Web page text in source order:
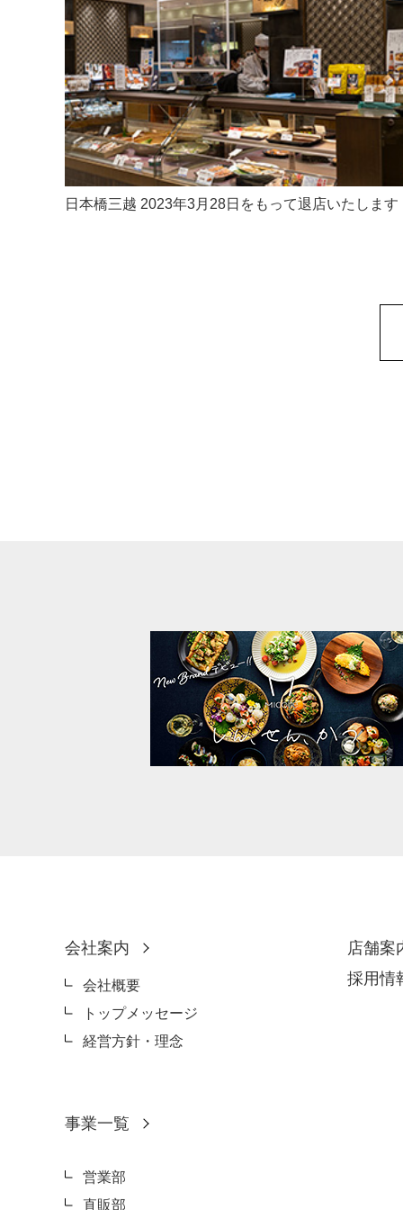
日本橋三越 2023年3月28日をもって退店いたします
会社案内
会社概要
トップメッセージ
経営方針・理念
事業一覧
営業部
直販部
店舗案
採用情